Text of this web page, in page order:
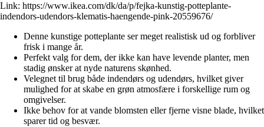
Link: https://www.ikea.com/dk/da/p/fejka-kunstig-potteplante-
indendors-udendors-klematis-haengende-pink-20559676/
Denne kunstige potteplante ser meget realistisk ud og forbliver
frisk i mange år.
Perfekt valg for dem, der ikke kan have levende planter, men
stadig ønsker at nyde naturens skønhed.
Velegnet til brug både indendørs og udendørs, hvilket giver
mulighed for at skabe en grøn atmosfære i forskellige rum og
omgivelser.
Ikke behov for at vande blomsten eller fjerne visne blade, hvilket
sparer tid og besvær.